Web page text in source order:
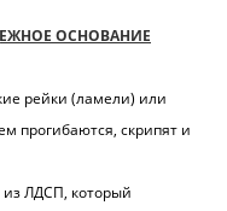
ОСНОВАНИЕ
рейки (ламели) или
прогибаются, скрипят и
ЛДСП, который